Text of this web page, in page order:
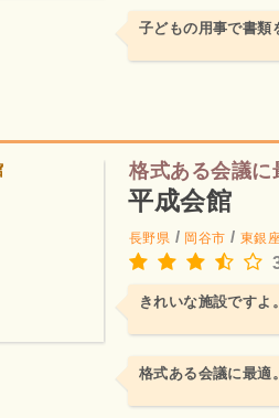
子どもの用事で書類
格式ある会議に
平成会館
長野県 / 岡谷市 / 東銀
きれいな施設ですよ。
格式ある会議に最適。